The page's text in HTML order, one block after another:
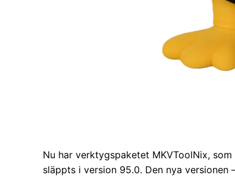
Nu har verktygspaketet MKVToolNix,
släppts i version 95.0. Den nya versionen